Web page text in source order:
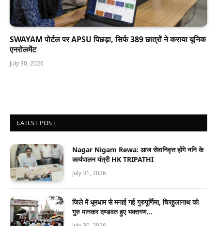
SWAYAM पोर्टल पर APSU पिछड़ा, सिर्फ 389 छात्रों ने कराया यूनिक
एनरोलमेंट
July 30, 2026
LATEST POST
Nagar Nigam Rewa: आज सेवानिवृत्त होंगे ननि के
कार्यपालन यंत्री HK TRIPATHI
July 31, 2026
जिले में धूमधाम से मनाई गई गुरुपूर्णिमा, चिरहुलानाथ को
गुरु मानकर दण्डवत हुए भक्तगण…